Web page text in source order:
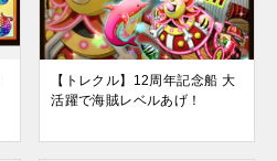
【トレクル】12周年記念船 大
活躍で海賊レベルあげ！